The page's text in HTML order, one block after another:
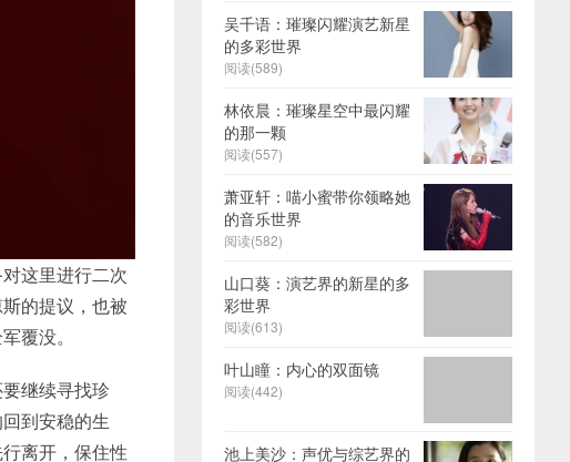
这里进行二次
的提议，也被
覆没。
继续寻找珍
到安稳的生
离开，保住性
吴千语：璀璨闪耀演艺新星
的多彩世界
阅读(589)
林依晨：璀璨星空中最闪耀
的那一颗
阅读(557)
萧亚轩：喵小蜜带你领略她
的音乐世界
阅读(582)
山口葵：演艺界的新星的多
彩世界
阅读(613)
叶山瞳：内心的双面镜
阅读(442)
池上美沙：声优与综艺界的